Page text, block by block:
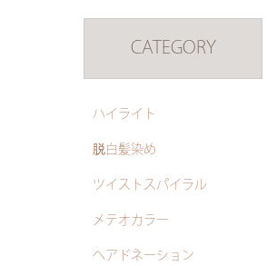
CATEGORY
ハイライト
脱白髪染め
ツイストスパイラル
メテオカラー
ヘアドネーション